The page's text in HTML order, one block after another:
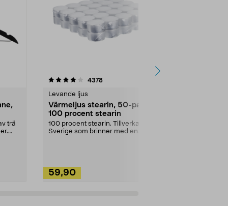
trä
4378recensioner
Levande ljus
Värmeljus stearin, 50-pack,
100 procent stearin
100 procent stearin. Tillverkade i
Sverige som brinner med en
59,90
4.5av 5 stjärnor